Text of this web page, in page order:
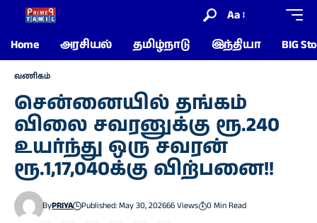
Aa
Home
அரசியல் தமிழ்நாடு இந்தியா BIG
வணிகம்
சென்னையில் தங்கம்
விலை சவரனுக்கு ரூ.240
உயர்ந்து ஒரு சவரன்
ரூ.1,17,040க்கு விற்பனை!!
ByPRIYA Published: May 30, 202666 Views 0 Min Read